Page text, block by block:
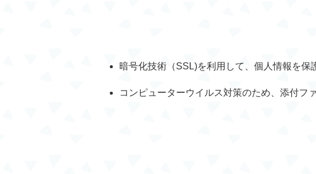
暗号化技術（SSL)を利用して、個人情報を保
コンピューターウイルス対策のため、添付フ